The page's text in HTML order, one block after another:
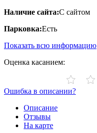
Наличие сайта:С сайтом
Парковка:Есть
Показать всю информацию
Оценка касанием:
Ошибка в описании?
Описание
Отзывы
На карте